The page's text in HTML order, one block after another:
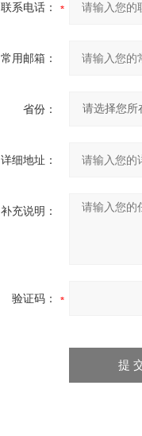
联系电话：
常用邮箱：
省份：
详细地址：
补充说明：
验证码：